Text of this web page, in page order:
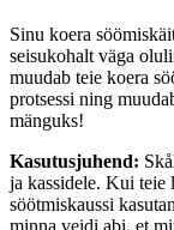
Sinu koera
seisukohalt väga
muudab teie koera
protsessi ning
mänguks!
Kasutusjuhend:
ja kassidele. Kui
söötmiskaussi
minna veidi abi, et